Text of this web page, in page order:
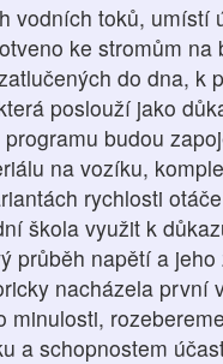
vodních toků, umístí
ke stromům
do dna, k
poslouží jako
budou
na vozíku,
rychlosti
škola využit k
průběh napětí a
nacházela první
minulosti,
a schopnostem